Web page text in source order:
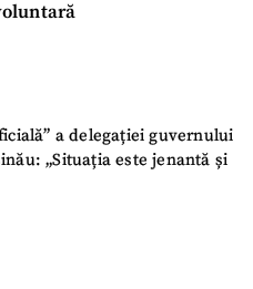
a delegației guvernului
„Situația este jenantă și